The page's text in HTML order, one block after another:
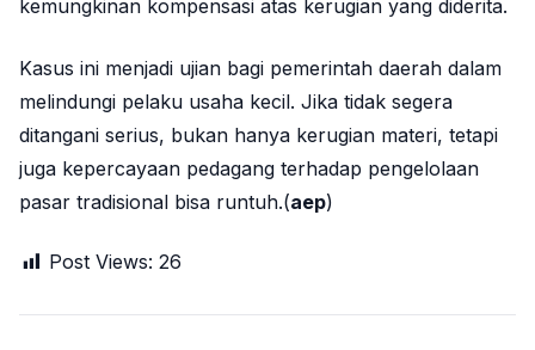
kemungkinan kompensasi atas kerugian yang diderita.
Kasus ini menjadi ujian bagi pemerintah daerah dalam
melindungi pelaku usaha kecil. Jika tidak segera
ditangani serius, bukan hanya kerugian materi, tetapi
juga kepercayaan pedagang terhadap pengelolaan
pasar tradisional bisa runtuh.(aep)
Post Views: 26